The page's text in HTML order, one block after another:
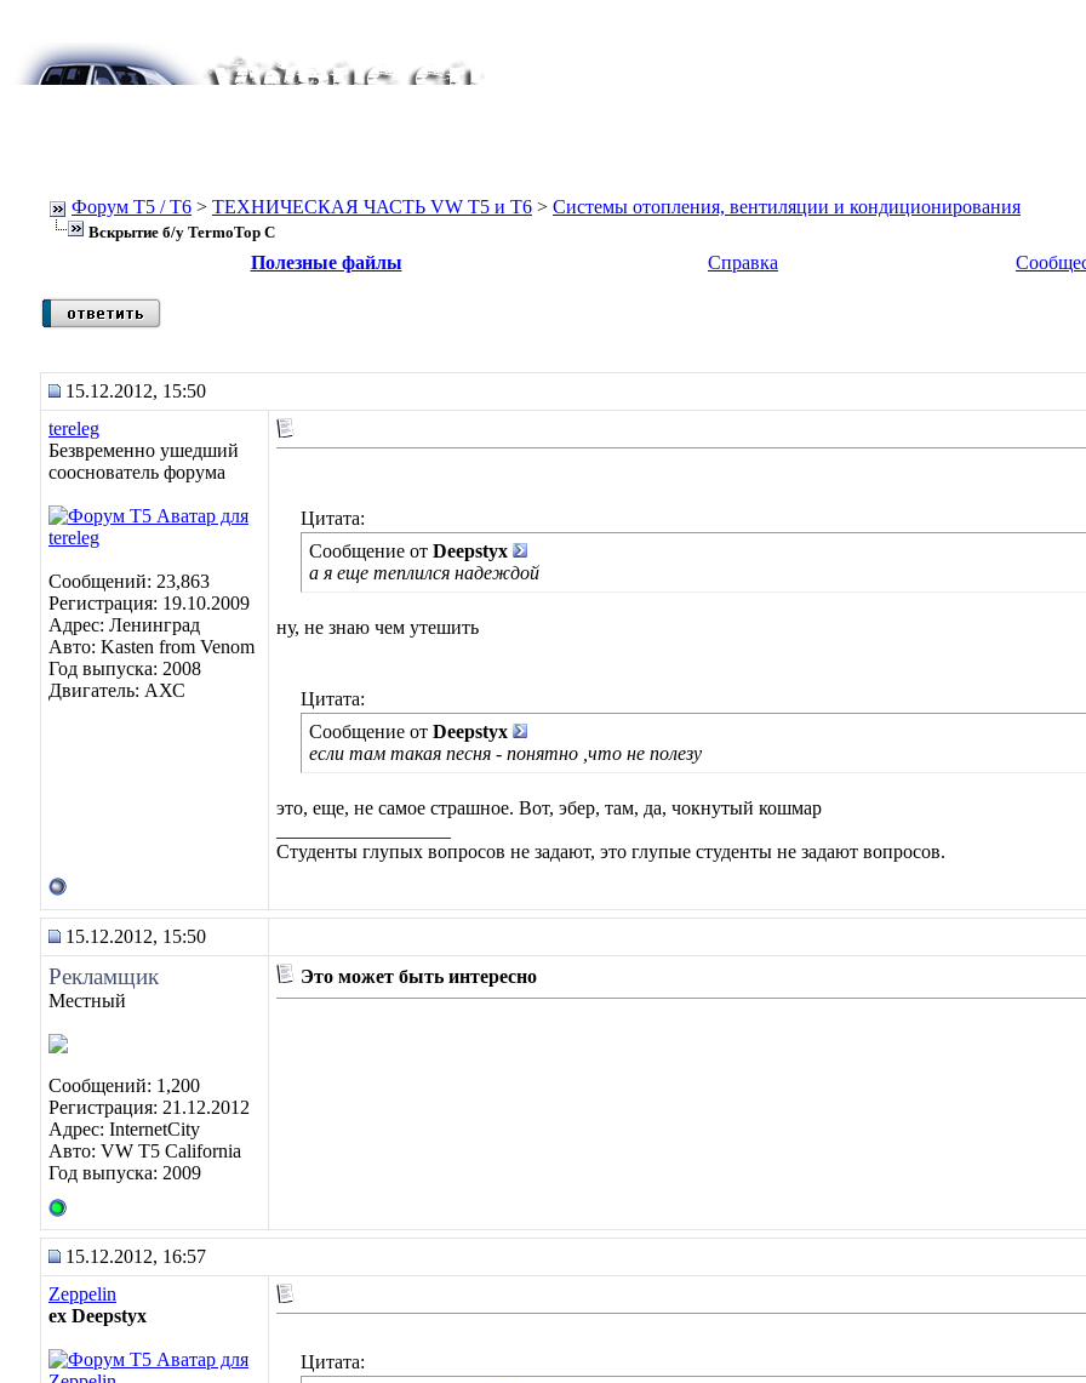
Форум Т5 / T6 > ТЕХНИЧЕСКАЯ ЧАСТЬ VW T5 и T6 > Системы отопления, вентиляции и кондиционирования
Вскрытие б/у TermoTop C
Полезные файлы Справка
15.12.2012, 15:50
tereleg
Безвременно ушедший
сооснователь форума
Сообщений: 23,863
Регистрация: 19.10.2009
Адрес: Ленинград
Авто: Kasten from Venom
Год выпуска: 2008
Двигатель: АХС
Цитата:
Сообщение от Deepstyx
а я еще теплился надеждой
ну, не знаю чем утешить
Цитата:
Сообщение от Deepstyx
если там такая песня - понятно ,что не полезу
это, еще, не самое страшное. Вот, эбер, там, да, чокнутый кошмар
Студенты глупых вопросов не задают, это глупые студенты не задают вопросов.
15.12.2012, 15:50
Рекламщик
Местный
Сообщений: 1,200
Регистрация: 21.12.2012
Адрес: InternetCity
Авто: VW T5 California
Год выпуска: 2009
Это может быть интересно
15.12.2012, 16:57
Zeppelin
ex Deepstyx
Цитата: